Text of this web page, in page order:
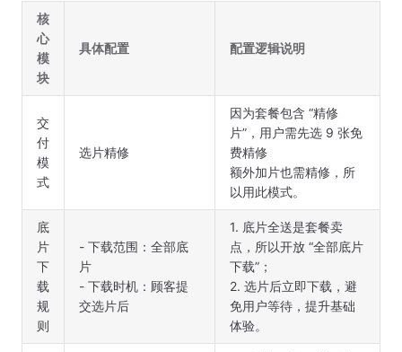
核
心
模
块
具体配置 配置逻辑说明
交
付
模
式
选片精修
因为套餐包含 “精修
片”，用户需先选 9 张免
费精修
额外加片也需精修，所
以用此模式。
底
片
下
载
规
则
- 下载范围：全部底
片
- 下载时机：顾客提
交选片后
1. 底片全送是套餐卖
点，所以开放 “全部底片
下载”；
2. 选片后立即下载，避
免用户等待，提升基础
体验。